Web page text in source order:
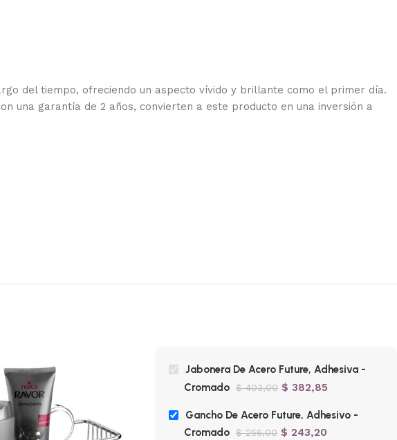
del tiempo, ofreciendo un aspecto vívido y brillante como el primer día.
una garantía de 2 años, convierten a este producto en una inversión a
Jabonera De Acero Future, Adhesiva -
Cromado $403,00 $ 382,85
Gancho De Acero Future, Adhesivo -
Cromado $256,00 $ 243,20